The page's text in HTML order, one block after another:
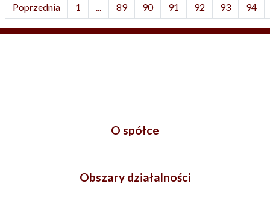
Poprzednia 1 ... 89 90 91 92 93 94
O spółce
Obszary działalności